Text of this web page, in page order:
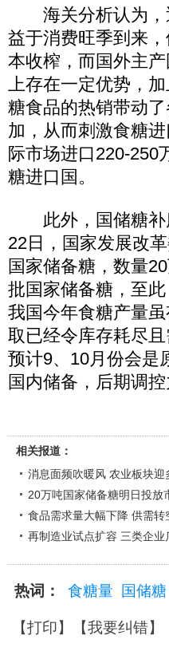
海关分析认为，
益于消费旺季到来
本收榨，而国外主
上存在一定优势，
糖食品的热销带动
加，从而刺激食糖
际市场进口220-250
糖进口国。
此外，国储糖补
22日，国家发展改
国家储备糖，数量
批国家储备糖，至
我国今年食糖产量
取已经令库存耗尽
预计9、10月份会是
国内储备，后期调
相关报道：
消息面频吹暖风 农业板块迎
20万吨国家储备糖明日投放
食品需求量大幅下降 供需转
再制造业试点扩容 三类企业
热词： 食糖量 国储糖
【打印】【我要纠错】